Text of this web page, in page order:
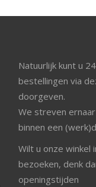
Natuurlijk kunt u
bestellingen via
doorgeven.
We streven
binnen een
Wilt u onze winkel
bezoeken, denk
openingstijden